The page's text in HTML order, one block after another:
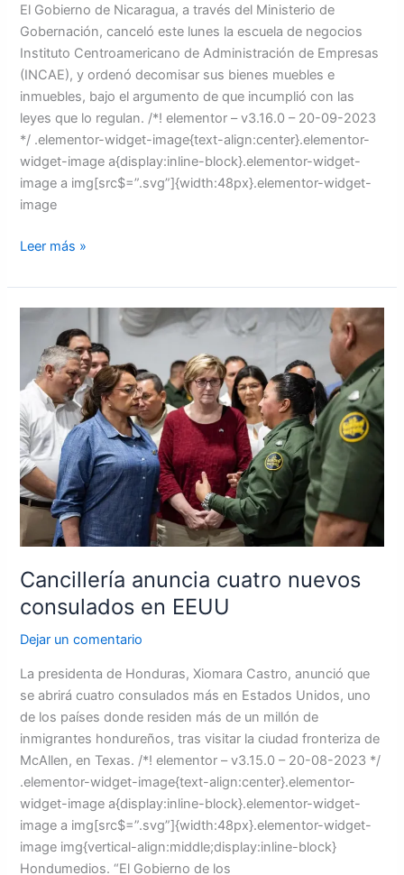
El Gobierno de Nicaragua, a través del Ministerio de
Gobernación, canceló este lunes la escuela de negocios
Instituto Centroamericano de Administración de Empresas
(INCAE), y ordenó decomisar sus bienes muebles e
inmuebles, bajo el argumento de que incumplió con las
leyes que lo regulan. /*! elementor – v3.16.0 – 20-09-2023
*/ .elementor-widget-image{text-align:center}.elementor-
widget-image a{display:inline-block}.elementor-widget-
image a img[src$=”.svg”]{width:48px}.elementor-widget-
image
Leer más »
Cancillería anuncia cuatro nuevos
consulados en EEUU
Dejar un comentario
La presidenta de Honduras, Xiomara Castro, anunció que
se abrirá cuatro consulados más en Estados Unidos, uno
de los países donde residen más de un millón de
inmigrantes hondureños, tras visitar la ciudad fronteriza de
McAllen, en Texas. /*! elementor – v3.15.0 – 20-08-2023 */
.elementor-widget-image{text-align:center}.elementor-
widget-image a{display:inline-block}.elementor-widget-
image a img[src$=”.svg”]{width:48px}.elementor-widget-
image img{vertical-align:middle;display:inline-block}
Hondumedios. “El Gobierno de los
anuncia
cuatro
nuevos
consulados
en
EEUU